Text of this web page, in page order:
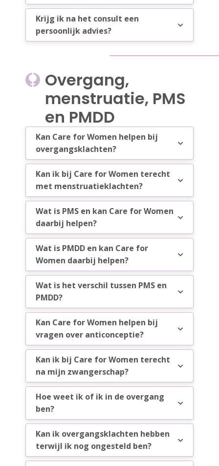
Krijg ik na het consult een
persoonlijk advies?
Overgang,
menstruatie, PMS
en PMDD
Kan Care for Women helpen bij
overgangsklachten?
Kan ik bij Care for Women terecht
met menstruatieklachten?
Wat is PMS en kan Care for Women
daarbij helpen?
Wat is PMDD en kan Care for
Women daarbij helpen?
Wat is het verschil tussen PMS en
PMDD?
Kan Care for Women helpen bij
vragen over anticonceptie?
Kan ik bij Care for Women terecht
na mijn zwangerschap?
Hoe weet ik of ik in de overgang
ben?
Kan ik overgangsklachten hebben
terwijl ik nog ongesteld ben?